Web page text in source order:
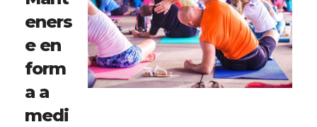
eners
e en
form
a a
medi